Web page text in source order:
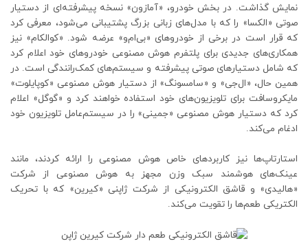
نمایش گذاشت. در بخش خودرو، «آمازون» نسخه پیشرفته‌ای از دستیار
صوتی «الکسا» را که با مدل‌های زبانی بزرگ پشتیبانی می‌شود، معرفی کرد
که قرار است در برخی از خودروهای «بی‌ام‌و» عرضه شود. «کوالکام» نیز
همکاری‌های جدیدی برای پلتفرم هوش مصنوعی خودروهای خود اعلام کرد
که شامل دستیارهای صوتی پیشرفته و سیستم‌های کمک‌رانندگی است. در
همین حال، «ال‌جی» و «سامسونگ» از دستیار هوش مصنوعی «کوپایلوت»
مایکروسافت برای تلویزیون‌های خود استفاده خواهند کرد و «گوگل» اعلام
کرد که دستیار هوش مصنوعی «جمینی» را در سیستم‌عامل تلویزیون خود
ادغام می‌کند.
استارتاپ‌ها نیز کاربردهای خاص هوش مصنوعی را ارائه کردند، مانند
عینک‌های هوشمند سبک وزن مجهز به هوش مصنوعی از شرکت
«هالیدی» و قاشق الکترونیکی از شرکت ژاپنی «کیرین» که با تحریک
الکتریکی طعم‌ها را تقویت می‌کند.